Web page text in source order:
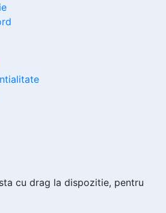
cu drag la dispozitie, pentru